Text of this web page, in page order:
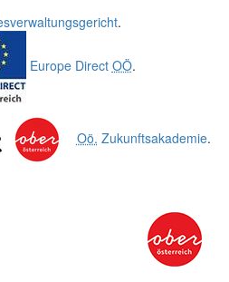
.
Europe Direct OÖ.
Oö. Zukunftsakademie.